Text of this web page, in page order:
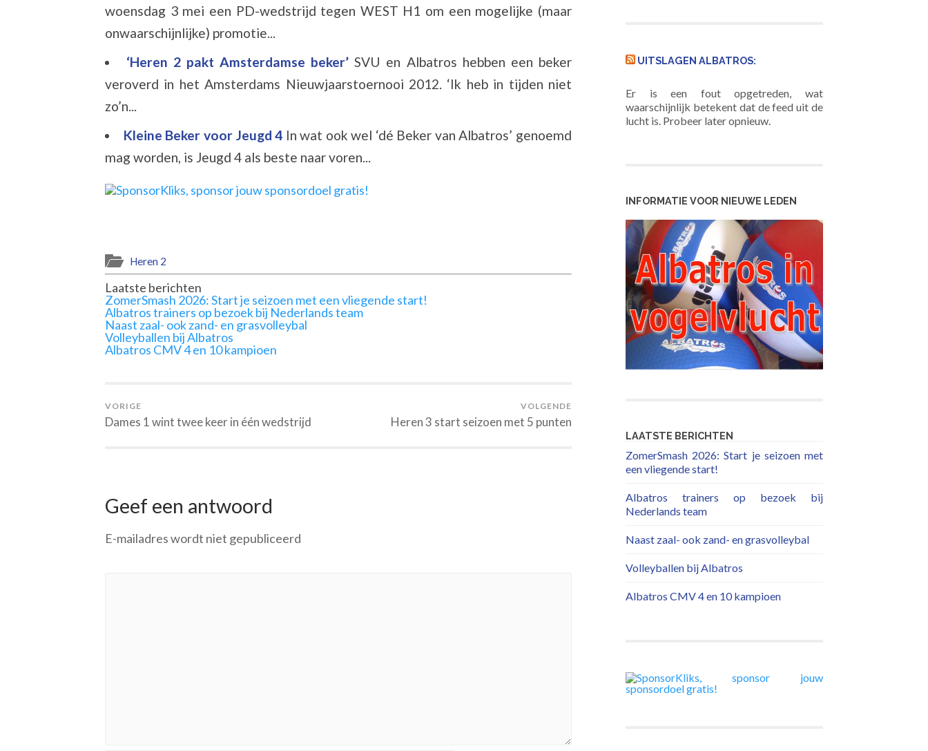
woensdag 3 mei een PD-wedstrijd tegen WEST H1 om een mogelijke (maar
onwaarschijnlijke) promotie...
‘Heren 2 pakt Amsterdamse beker’SVU en Albatros hebben een beker
veroverd in het Amsterdams Nieuwjaarstoernooi 2012. ‘Ik heb in tijden niet
zo’n...
Kleine Beker voor Jeugd 4 In wat ook wel ‘dé Beker van Albatros’ genoemd
mag worden, is Jeugd 4 als beste naar voren...
Heren 2
Laatste berichten
ZomerSmash 2026: Start je seizoen met een vliegende start!
Albatros trainers op bezoek bij Nederlands team
Naast zaal- ook zand- en grasvolleybal
Volleyballen bij Albatros
Albatros CMV 4 en 10 kampioen
VORIGE
Dames 1 wint twee keer in één wedstrijd
VOLGENDE
Heren 3 start seizoen met 5 punten
Geef een antwoord
E-mailadres wordt niet gepubliceerd
UITSLAGEN ALBATROS:
Er is een fout opgetreden, wat
waarschijnlijk betekent dat de feed uit de
lucht is. Probeer later opnieuw.
INFORMATIE VOOR NIEUWE LEDEN
LAATSTE BERICHTEN
ZomerSmash 2026: Start je seizoen met
een vliegende start!
Albatros trainers op bezoek bij
Nederlands team
Naast zaal- ook zand- en grasvolleybal
Volleyballen bij Albatros
Albatros CMV 4 en 10 kampioen